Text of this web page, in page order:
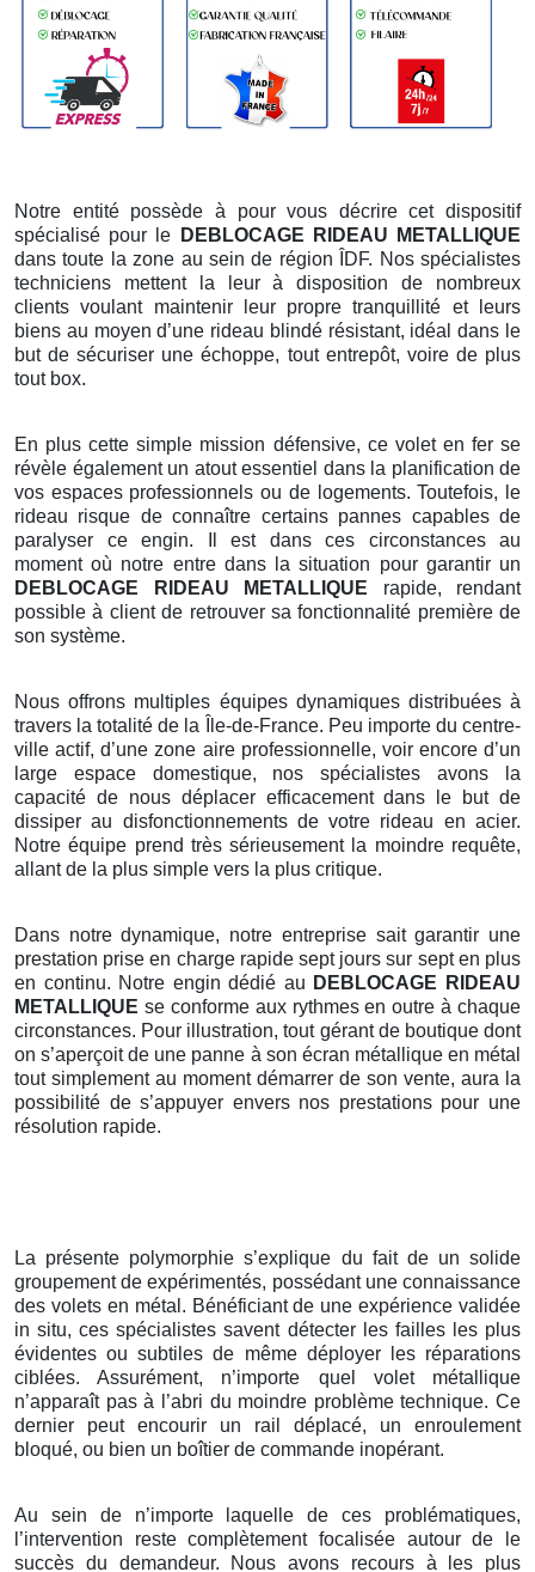
Notre entité possède à pour vous décrire cet dispositif
spécialisé pour le
DEBLOCAGE RIDEAU METALLIQUE
dans toute la zone au sein de région ÎDF. Nos spécialistes
techniciens mettent la leur à disposition de nombreux
clients voulant maintenir leur propre tranquillité et leurs
biens au moyen d’une rideau blindé résistant, idéal dans le
but de sécuriser une échoppe, tout entrepôt, voire de plus
tout box.
En plus cette simple mission défensive, ce volet en fer se
révèle également un atout essentiel dans la planification de
vos espaces professionnels ou de logements. Toutefois, le
rideau risque de connaître certains pannes capables de
paralyser ce engin. Il est dans ces circonstances au
moment où notre entre dans la situation pour garantir un
DEBLOCAGE RIDEAU METALLIQUE rapide, rendant
possible à client de retrouver sa fonctionnalité première de
son système.
Nous offrons multiples équipes dynamiques distribuées à
travers la totalité de la Île-de-France. Peu importe du centre-
ville actif, d’une zone aire professionnelle, voir encore d’un
large espace domestique, nos spécialistes avons la
capacité de nous déplacer efficacement dans le but de
dissiper au disfonctionnements de votre rideau en acier.
Notre équipe prend très sérieusement la moindre requête,
allant de la plus simple vers la plus critique.
Dans notre dynamique, notre entreprise sait garantir une
prestation prise en charge rapide sept jours sur sept en plus
en continu. Notre engin dédié au DEBLOCAGE RIDEAU
METALLIQUE se conforme aux rythmes en outre à chaque
circonstances. Pour illustration, tout gérant de boutique dont
on s’aperçoit de une panne à son écran métallique en métal
tout simplement au moment démarrer de son vente, aura la
possibilité de s’appuyer envers nos prestations pour une
résolution rapide.
La présente polymorphie s’explique du fait de un solide
groupement de expérimentés, possédant une connaissance
des volets en métal. Bénéficiant de une expérience validée
in situ, ces spécialistes savent détecter les failles les plus
évidentes ou subtiles de même déployer les réparations
ciblées. Assurément, n’importe quel volet métallique
n’apparaît pas à l’abri du moindre problème technique. Ce
dernier peut encourir un rail déplacé, un enroulement
bloqué, ou bien un boîtier de commande inopérant.
Au sein de n’importe laquelle de ces problématiques,
l’intervention reste complètement focalisée autour de le
succès du demandeur. Nous avons recours à les plus